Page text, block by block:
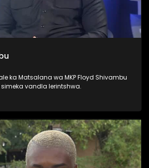
ka Matsalana wa MKP Floyd Shivambu
vandla lerintshwa.